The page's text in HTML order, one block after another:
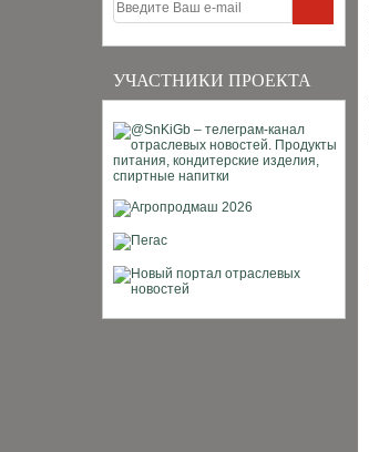
УЧАСТНИКИ ПРОЕКТА